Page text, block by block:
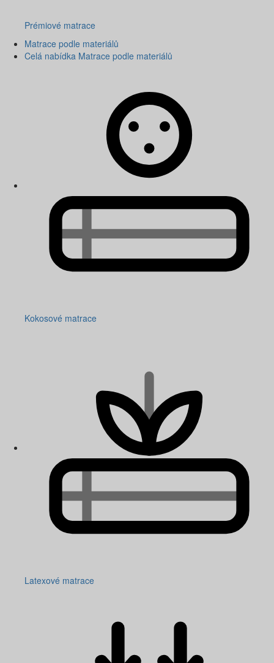
Prémiové matrace
Matrace podle materiálů
Celá nabídka Matrace podle materiálů
Kokosové matrace
Latexové matrace